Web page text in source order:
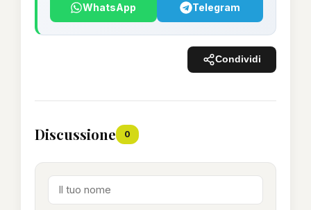
WhatsApp Telegram
Condividi
Discussione 0